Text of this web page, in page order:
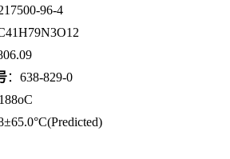
96-4
：638-829-0